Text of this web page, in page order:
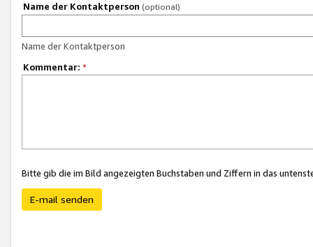
Name der Kontaktperson (optional)
Name der Kontaktperson
Kommentar: *
Bitte gib die im Bild angezeigten Buchstaben und Ziffern in das
E-mail senden